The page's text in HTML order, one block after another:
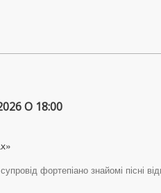
О 18:00
фортепіано знайомі пісні